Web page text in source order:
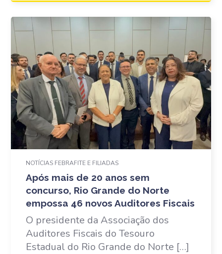
NOTÍCIAS FEBRAFITE E FILIADAS
Após mais de 20 anos sem
concurso, Rio Grande do Norte
empossa 46 novos Auditores Fiscais
O presidente da Associação dos
Auditores Fiscais do Tesouro
Estadual do Rio Grande do Norte […]